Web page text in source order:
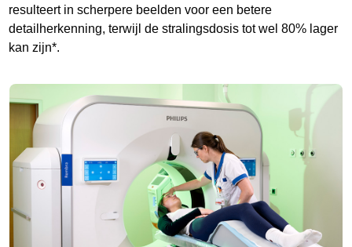
resulteert in scherpere beelden voor een betere
detailherkenning, terwijl de stralingsdosis tot wel 80% lager
kan zijn*.